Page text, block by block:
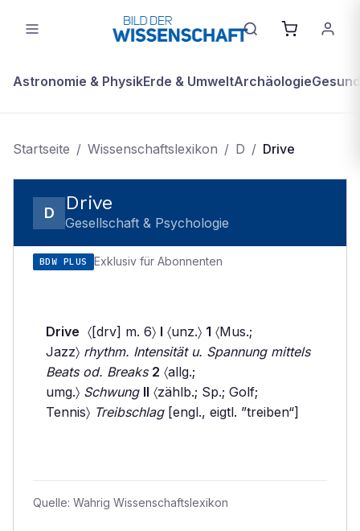
Astronomie & PhysikErde & UmweltArchäologie
Startseite / Wissenschaftslexikon / D / Drive
D Drive
Gesellschaft & Psychologie
BDW PLUS Exklusiv für Abonnenten
Drive 〈[drv] m. 6〉 I 〈unz.〉 1 〈Mus.;
Jazz〉 rhythm. Intensität u. Spannung mittels
Beats od. Breaks 2 〈allg.;
umg.〉 Schwung II 〈zählb.; Sp.; Golf;
Tennis〉 Treibschlag[engl., eigtl. ”treiben“]
Quelle: Wahrig Wissenschaftslexikon